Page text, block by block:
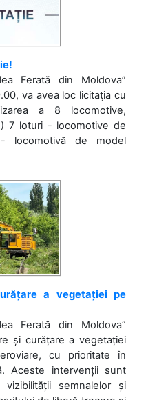
Ferată din Moldova”
va avea loc licitaţia cu
a 8 locomotive,
7 loturi - locomotive de
de model
a vegetației pe
Ferată din Moldova”
și curățare a vegetației
cu prioritate în
Aceste intervenții sunt
vizibilității semnalelor și